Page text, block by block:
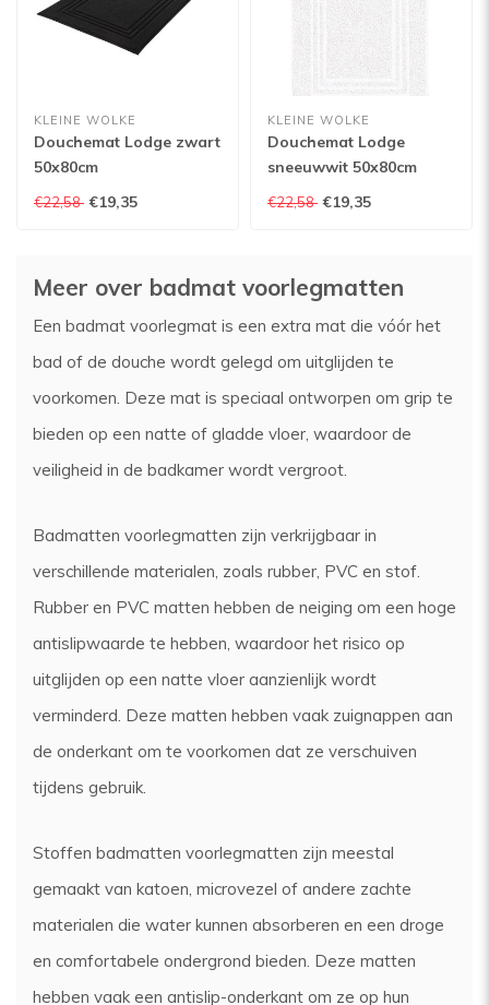
KLEINE WOLKE
Douchemat Lodge zwart
50x80cm
€22,58 €19,35
KLEINE WOLKE
Douchemat Lodge
sneeuwwit 50x80cm
€22,58 €19,35
Meer over badmat voorlegmatten
Een badmat voorlegmat is een extra mat die vóór het
bad of de douche wordt gelegd om uitglijden te
voorkomen. Deze mat is speciaal ontworpen om grip te
bieden op een natte of gladde vloer, waardoor de
veiligheid in de badkamer wordt vergroot.
Badmatten voorlegmatten zijn verkrijgbaar in
verschillende materialen, zoals rubber, PVC en stof.
Rubber en PVC matten hebben de neiging om een ​​hoge
antislipwaarde te hebben, waardoor het risico op
uitglijden op een natte vloer aanzienlijk wordt
verminderd. Deze matten hebben vaak zuignappen aan
de onderkant om te voorkomen dat ze verschuiven
tijdens gebruik.
Stoffen badmatten voorlegmatten zijn meestal
gemaakt van katoen, microvezel of andere zachte
materialen die water kunnen absorberen en een droge
en comfortabele ondergrond bieden. Deze matten
hebben vaak een antislip-onderkant om ze op hun